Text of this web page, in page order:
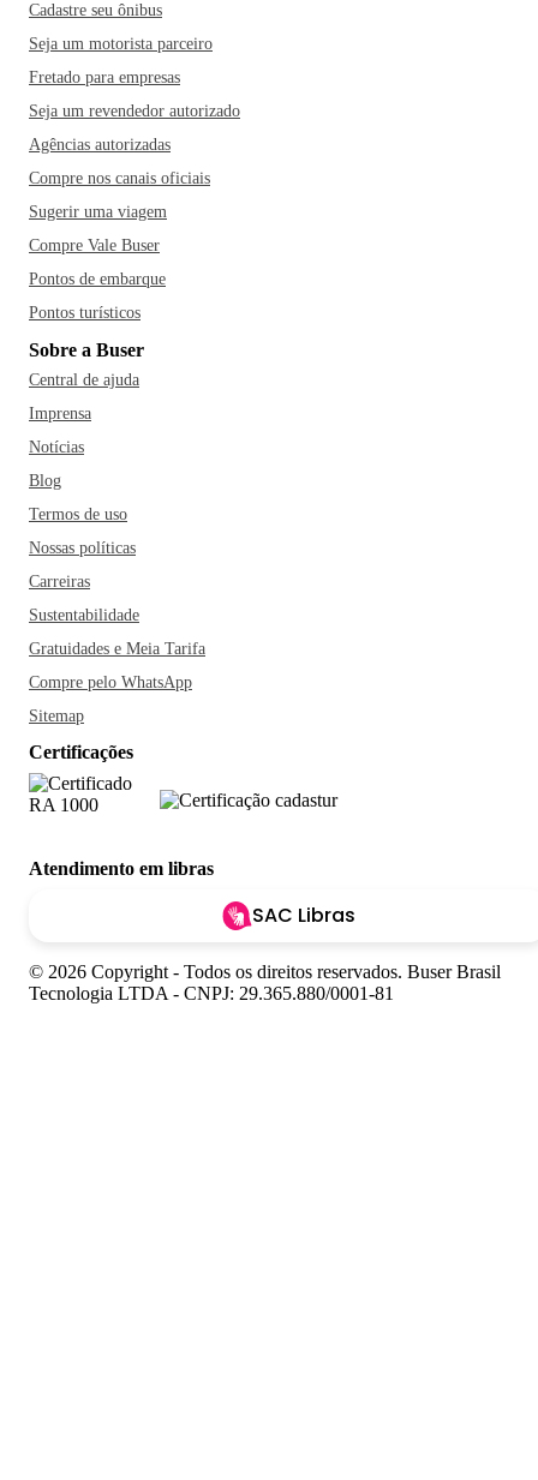
Cadastre seu ônibus
Seja um motorista parceiro
Fretado para empresas
Seja um revendedor autorizado
Agências autorizadas
Compre nos canais oficiais
Sugerir uma viagem
Compre Vale Buser
Pontos de embarque
Pontos turísticos
Sobre a Buser
Central de ajuda
Imprensa
Notícias
Blog
Termos de uso
Nossas políticas
Carreiras
Sustentabilidade
Gratuidades e Meia Tarifa
Compre pelo WhatsApp
Sitemap
Certificações
Atendimento em libras
SAC Libras
© 2026 Copyright - Todos os direitos reservados. Buser Brasil
Tecnologia LTDA - CNPJ: 29.365.880/0001-81